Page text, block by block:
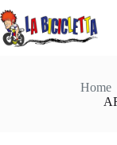
al
contenuto
Home